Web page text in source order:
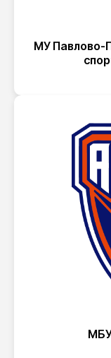
МУ Павлово-